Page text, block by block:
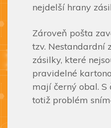
nejdelší hrany
Zároveň pošta
tzv. Nestandardní
zásilky, které
pravidelné
mají černý obal.
totiž problém